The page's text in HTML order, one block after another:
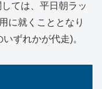
ては、平日朝ラッ
に就くこととなり
ずれかが代走)。